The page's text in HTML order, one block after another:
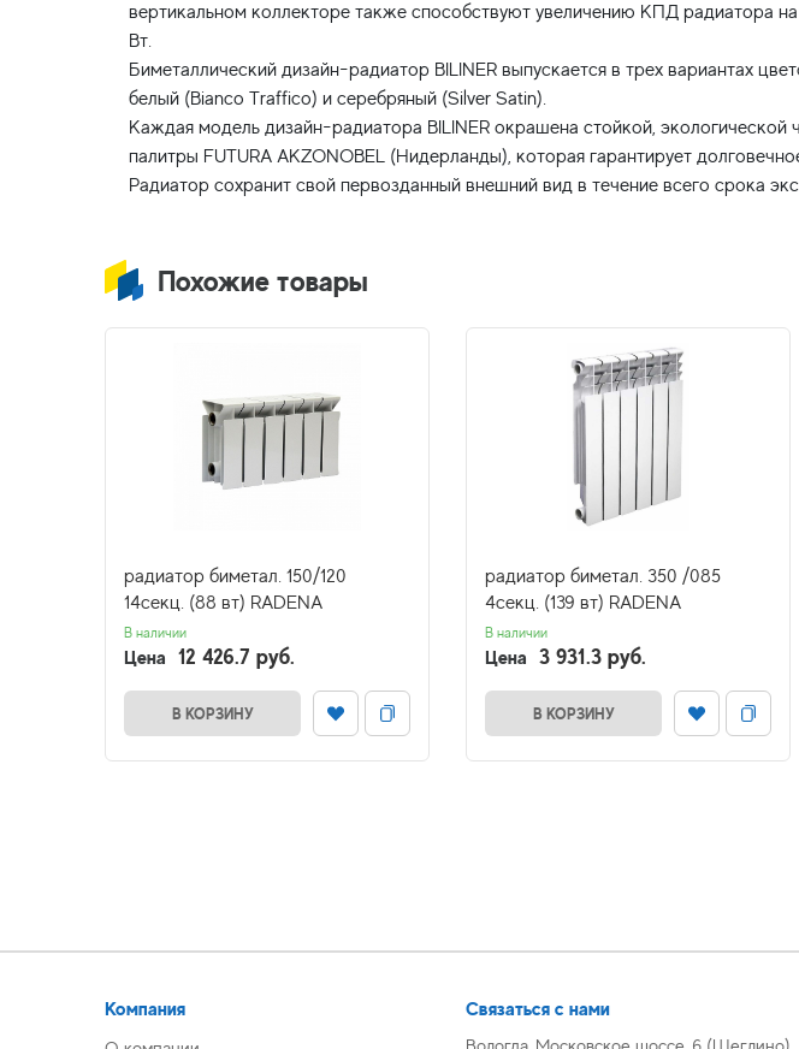
вертикальном коллекторе также способствуют увеличению КПД радиатора на
Вт.
Биметаллический дизайн-радиатор BILINER выпускается в трех вариантах
белый (Bianco Traffico) и серебряный (Silver Satin).
Каждая модель дизайн-радиатора BILINER окрашена стойкой, экологической
палитры FUTURA AKZONOBEL (Нидерланды), которая гарантирует
Похожие товары
радиатор биметал. 150/120
14секц. (88 вт) RADENA
В наличии
Цена 12 426.7 руб.
В КОРЗИНУ
радиатор биметал. 350 /085
4секц. (139 вт) RADENA
В наличии
Цена 3 931.3 руб.
В КОРЗИНУ
Компания Связаться с нами
Вологда, Московское шоссе, 6 (Щеглино)